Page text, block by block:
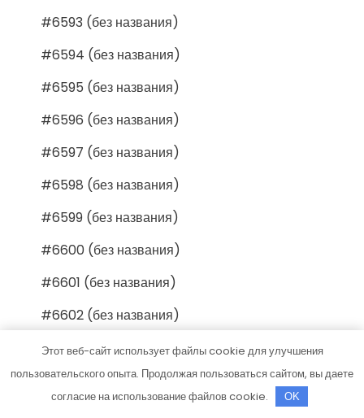
#6593 (без названия)
#6594 (без названия)
#6595 (без названия)
#6596 (без названия)
#6597 (без названия)
#6598 (без названия)
#6599 (без названия)
#6600 (без названия)
#6601 (без названия)
#6602 (без названия)
#6603 (без названия)
#6604 (без названия)
Этот веб-сайт использует файлы cookie для улучшения
пользовательского опыта. Продолжая пользоваться сайтом, вы даете
согласие на использование файлов cookie.
OK